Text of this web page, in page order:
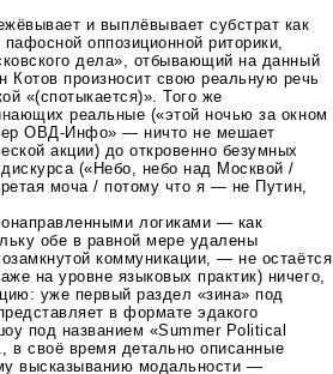
и выплёвывает субстрат как
оппозиционной риторики,
дела», отбывающий на данный
Котов произносит свою реальную речь
«(спотыкается)». Того же
реальные («этой ночью за окном
ОВД-Инфо» — ничто не мешает
акции) до откровенно безумных
(«Небо, небо над Москвой /
моча / потому что я — не Путин,
логиками — как
обе в равной мере удалены
коммуникации, — не остаётся
на уровне языковых практик) ничего,
уже первый раздел «зина» под
в формате эдакого
под названием «Summer Political
в своё время детально описанные
высказыванию модальности —